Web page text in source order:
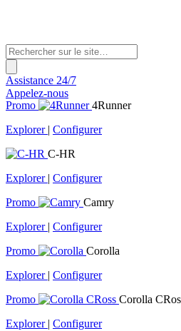
Assistance 24/7
Appelez-nous
Promo
4Runner
Explorer | Configurer
C-HR
Explorer | Configurer
Promo
Camry
Explorer | Configurer
Promo
Corolla
Explorer | Configurer
Promo
Corolla
Explorer | Configurer